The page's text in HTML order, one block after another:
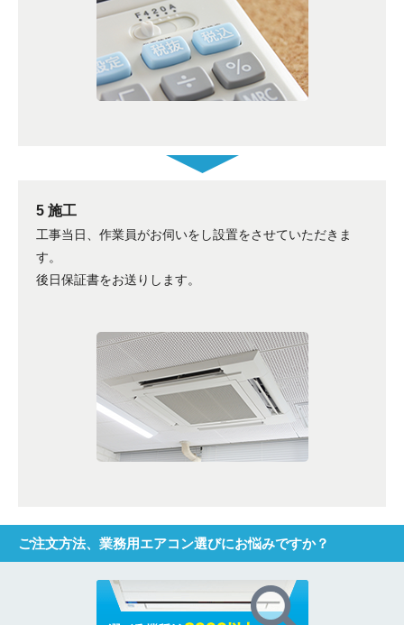
5 施工
工事当日、作業員がお伺いをし設置をさせていただきま
す。
後日保証書をお送りします。
ご注文方法、業務用エアコン選びにお悩みですか？